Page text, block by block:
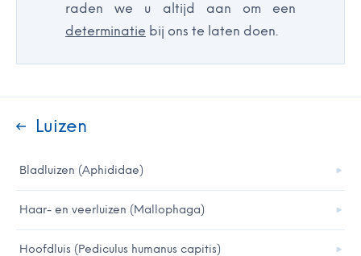
Luizen
Bladluizen (Aphididae)
Haar- en veerluizen (Mallophaga)
Hoofdluis (Pediculus humanus capitis)
raden we u altijd aan om een
determinatie bij ons te laten doen.